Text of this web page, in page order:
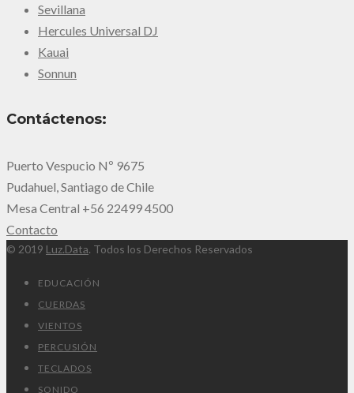
Sevillana
Hercules Universal DJ
Kauai
Sonnun
Contáctenos:
Puerto Vespucio Nº 9675
Pudahuel, Santiago de Chile
Mesa Central +56 22499 4500
Contacto
© 2019 Luz.Data. Todos los Derechos Reservados
EDUCACIÓN
CUERDAS
VIENTOS
PERCUSIÓN
TECLADOS
SONIDO